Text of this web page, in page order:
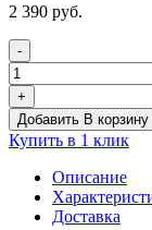
2 390 руб.
-
Количество
товара
PLAYMAIS®
МИР
-
ФЕРМА
+
Добавить В корзину
Купить в 1 клик
Описание
Доставка